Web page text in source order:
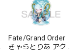
Fate/Grand Order
きゃらとりあ アクリ